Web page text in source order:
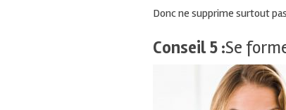
Donc ne supprime surtout
Conseil 5 :Se